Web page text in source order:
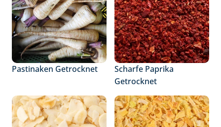
Pastinaken Getrocknet
Scharfe Paprika
Getrocknet